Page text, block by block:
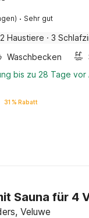
· Sehr gut
2 Haustiere · 3
Waschbecken
bis zu 28 Tage vor
31 % Rabatt
Sauna für 4
Veluwe